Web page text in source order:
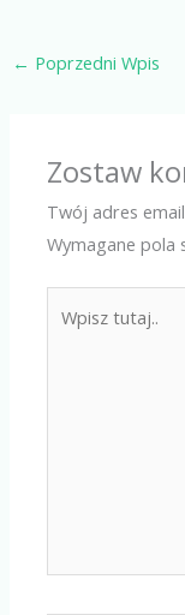
← Poprzedni Wpis
Zostaw
Twój adres
Wymagane pola
tutaj..